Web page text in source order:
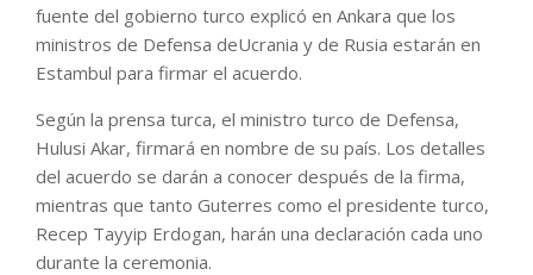
fuente del gobierno turco explicó en Ankara que los
ministros de Defensa deUcrania y de Rusia estarán en
Estambul para firmar el acuerdo.
Según la prensa turca, el ministro turco de Defensa,
Hulusi Akar, firmará en nombre de su país. Los detalles
del acuerdo se darán a conocer después de la firma,
mientras que tanto Guterres como el presidente turco,
Recep Tayyip Erdogan, harán una declaración cada uno
durante la ceremonia.